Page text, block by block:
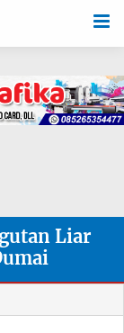
Liar